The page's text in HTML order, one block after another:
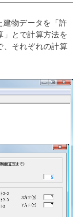
建物データを「許
」とで計算方法を
、それぞれの計算